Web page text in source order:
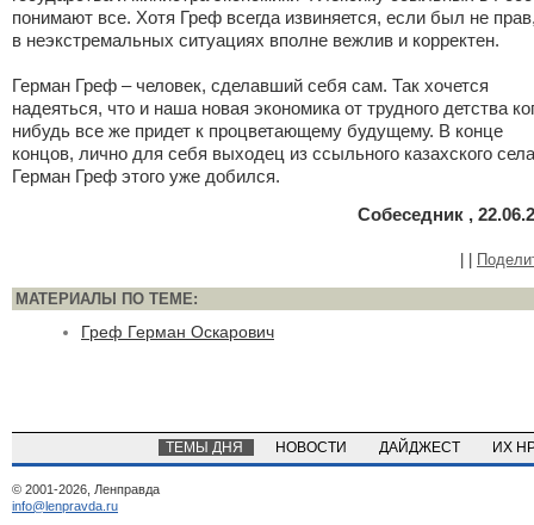
понимают все. Хотя Греф всегда извиняется, если был не
в неэкстремальных ситуациях вполне вежлив и корректен.
Герман Греф – человек, сделавший себя сам. Так хочется
надеяться, что и наша новая экономика от трудного детства
нибудь все же придет к процветающему будущему. В конце
концов, лично для себя выходец из ссыльного казахского села
Герман Греф этого уже добился.
Собеседник ,
МАТЕРИАЛЫ ПО ТЕМЕ:
Греф Герман Оскарович
ТЕМЫ ДНЯ НОВОСТИ ДАЙДЖЕСТ ИХ
© 2001-2026, Ленправда
info@lenpravda.ru